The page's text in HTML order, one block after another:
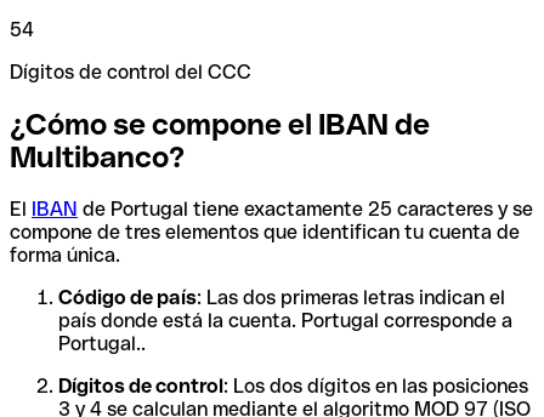
54
Dígitos de control del CCC
¿Cómo se compone el IBAN de
Multibanco?
El IBAN de Portugal tiene exactamente 25 caracteres y se
compone de tres elementos que identifican tu cuenta de
forma única.
Código de país: Las dos primeras letras indican el
país donde está la cuenta. Portugal corresponde a
Portugal..
Dígitos de control: Los dos dígitos en las posiciones
3 y 4 se calculan mediante el algoritmo MOD 97 (ISO